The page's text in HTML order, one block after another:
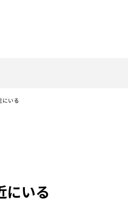
にいる
にいる